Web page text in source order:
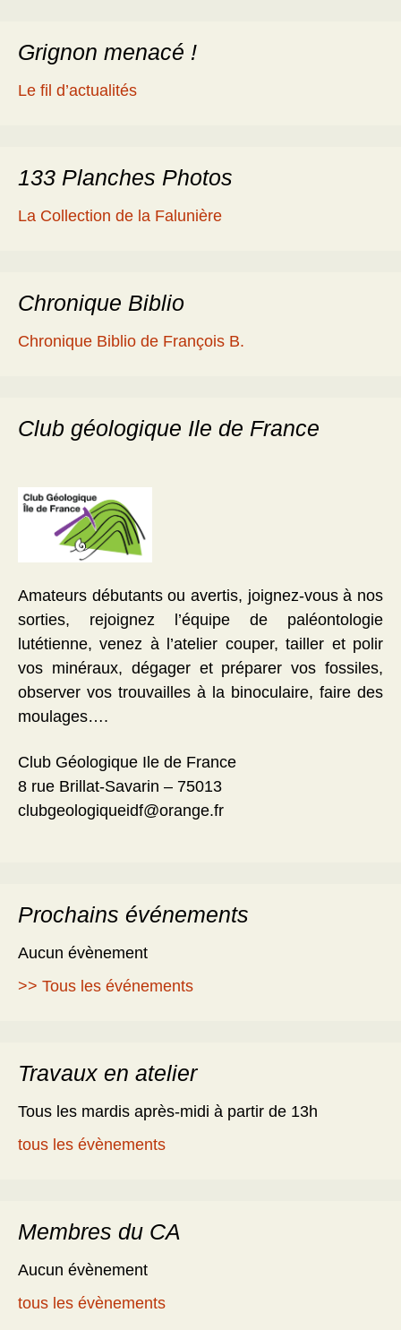
Grignon menacé !
Le fil d’actualités
133 Planches Photos
La Collection de la Falunière
Chronique Biblio
Chronique Biblio de François B.
Club géologique Ile de France
Amateurs débutants ou avertis, joignez-vous à nos
sorties, rejoignez l’équipe de paléontologie
lutétienne, venez à l’atelier couper, tailler et polir
vos minéraux, dégager et préparer vos fossiles,
observer vos trouvailles à la binoculaire, faire des
moulages….
Club Géologique Ile de France
8 rue Brillat-Savarin – 75013
clubgeologiqueidf@orange.fr
Prochains événements
Aucun évènement
>> Tous les événements
Travaux en atelier
Tous les mardis après-midi à partir de 13h
tous les évènements
Membres du CA
Aucun évènement
tous les évènements